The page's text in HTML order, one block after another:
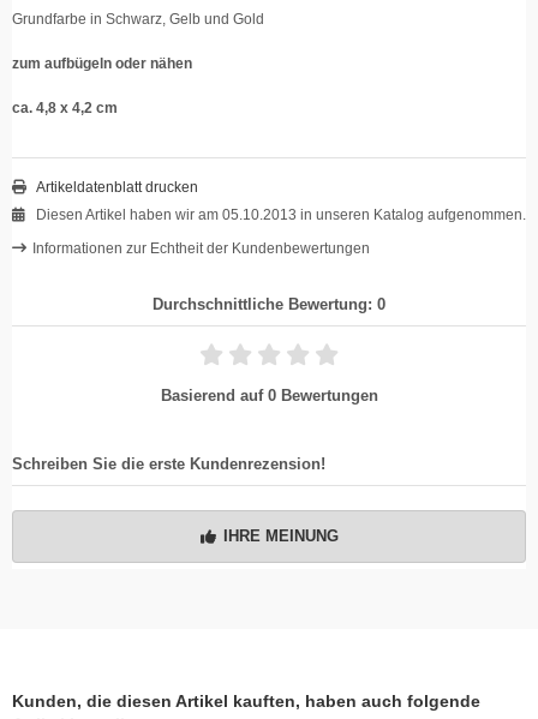
Grundfarbe in Schwarz, Gelb und Gold
zum aufbügeln oder nähen
ca. 4,8 x 4,2 cm
Artikeldatenblatt drucken
Diesen Artikel haben wir am 05.10.2013 in unseren Katalog aufgenommen.
Informationen zur Echtheit der Kundenbewertungen
Durchschnittliche Bewertung: 0
Basierend auf 0 Bewertungen
Schreiben Sie die erste Kundenrezension!
IHRE MEINUNG
Kunden, die diesen Artikel kauften, haben auch folgende